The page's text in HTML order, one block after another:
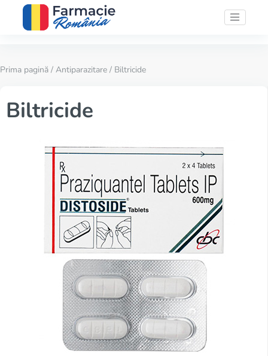
Prima pagină / Antiparazitare / Biltricide
Biltricide